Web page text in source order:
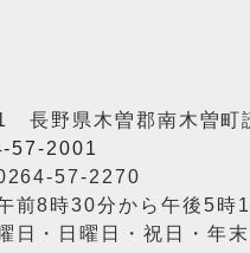
長野県木曽郡南木曽町
57-2001
57-2270
前8時30分から午後5時
日・日曜日・祝日・年